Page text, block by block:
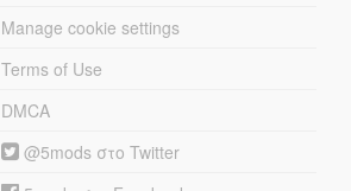
Manage cookie settings
Terms of Use
DMCA
@5mods στο Twitter